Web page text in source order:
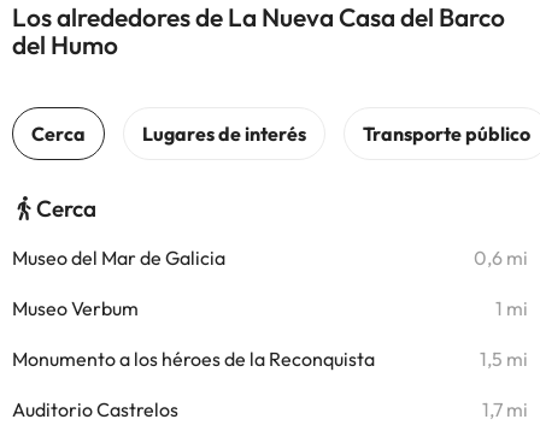
Los alrededores de La Nueva Casa del Barco
del Humo
Cerca
Museo del Mar de Galicia 0,6 mi
Museo Verbum 1 mi
Monumento a los héroes de la Reconquista 1,5 mi
Auditorio Castrelos 1,7 mi